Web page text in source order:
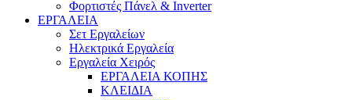
Φορτιστές Πάνελ & Inverter
ΕΡΓΑΛΕΙΑ
Σετ Εργαλείων
Ηλεκτρικά Εργαλεία
Εργαλεία Χειρός
ΕΡΓΑΛΕΙΑ ΚΟΠΗΣ
ΚΛΕΙΔΙΑ